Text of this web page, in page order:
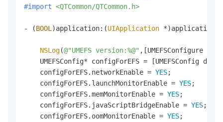
#import <QTCommon/QTCommon.h>
- (BOOL )application:(UIApplication *)application
NSLog(@"UMEFS version:%@" ,[UMEFSConfigure
UMEFSConfig* configForEFS = [UMEFSConfig
    configForEFS.networkEnable =
YES;
    configForEFS.launchMonitorEnable =
YES;
    configForEFS.memMonitorEnable =
YES;
    configForEFS.javaScriptBridgeEnable =
YES;
    configForEFS.oomMonitorEnable =
YES;